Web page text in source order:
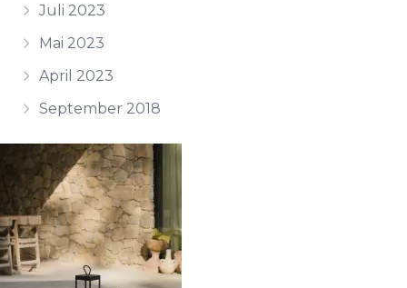
Juli 2023
Mai 2023
April 2023
September 2018